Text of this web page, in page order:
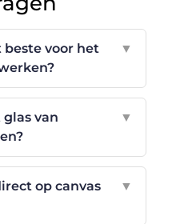
beste voor het
▼
van
▼
op canvas
▼